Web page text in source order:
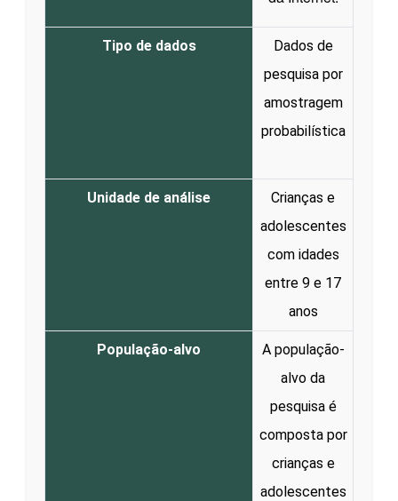
Tipo de dados
Dados de
pesquisa por
amostragem
probabilística
Unidade de análise
Crianças e
adolescentes
com idades
entre 9 e 17
anos
População-alvo
A população-
alvo da
pesquisa é
composta por
crianças e
adolescentes